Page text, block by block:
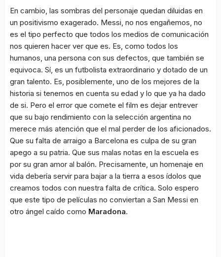
En cambio, las sombras del personaje quedan diluidas en
un positivismo exagerado. Messi, no nos engañemos, no
es el tipo perfecto que todos los medios de comunicación
nos quieren hacer ver que es. Es, como todos los
humanos, una persona con sus defectos, que también se
equivoca. Sí, es un futbolista extraordinario y dotado de un
gran talento. Es, posiblemente, uno de los mejores de la
historia si tenemos en cuenta su edad y lo que ya ha dado
de si. Pero el error que comete el film es dejar entrever
que su bajo rendimiento con la selección argentina no
merece más atención que el mal perder de los aficionados.
Que su falta de arraigo a Barcelona es culpa de su gran
apego a su patria. Que sus malas notas en la escuela es
por su gran amor al balón. Precisamente, un homenaje en
vida debería servir para bajar a la tierra a esos ídolos que
creamos todos con nuestra falta de crítica. Solo espero
que este tipo de películas no conviertan a San Messi en
otro ángel caído como Maradona.